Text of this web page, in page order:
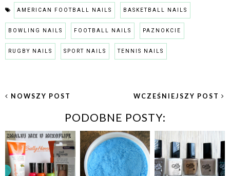
AMERICAN FOOTBALL NAILS BASKETBALL NAILS
BOWLING NAILS FOOTBALL NAILS PAZNOKCIE
RUGBY NAILS SPORT NAILS TENNIS NAILS
NOWSZY POST WCZEŚNIEJSZY POST
PODOBNE POSTY: